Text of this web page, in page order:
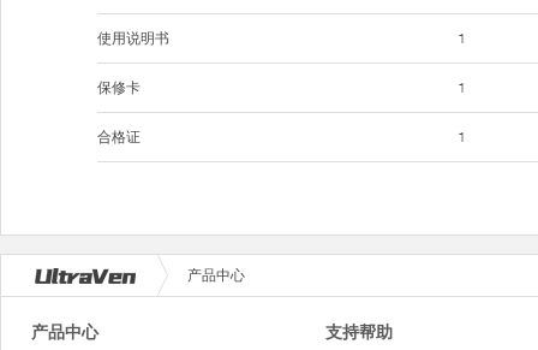
使用说明书
保修卡
合格证
1
1
1
产品中心
产品中心 支持帮助